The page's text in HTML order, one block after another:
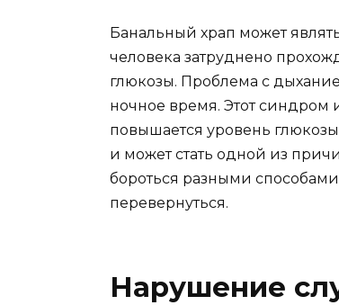
Банальный храп может
человека затруднено
глюкозы. Проблема с
ночное время. Этот синдром
повышается уровень глюкозы
и может стать одной из
бороться разными
перевернуться.
Нарушение